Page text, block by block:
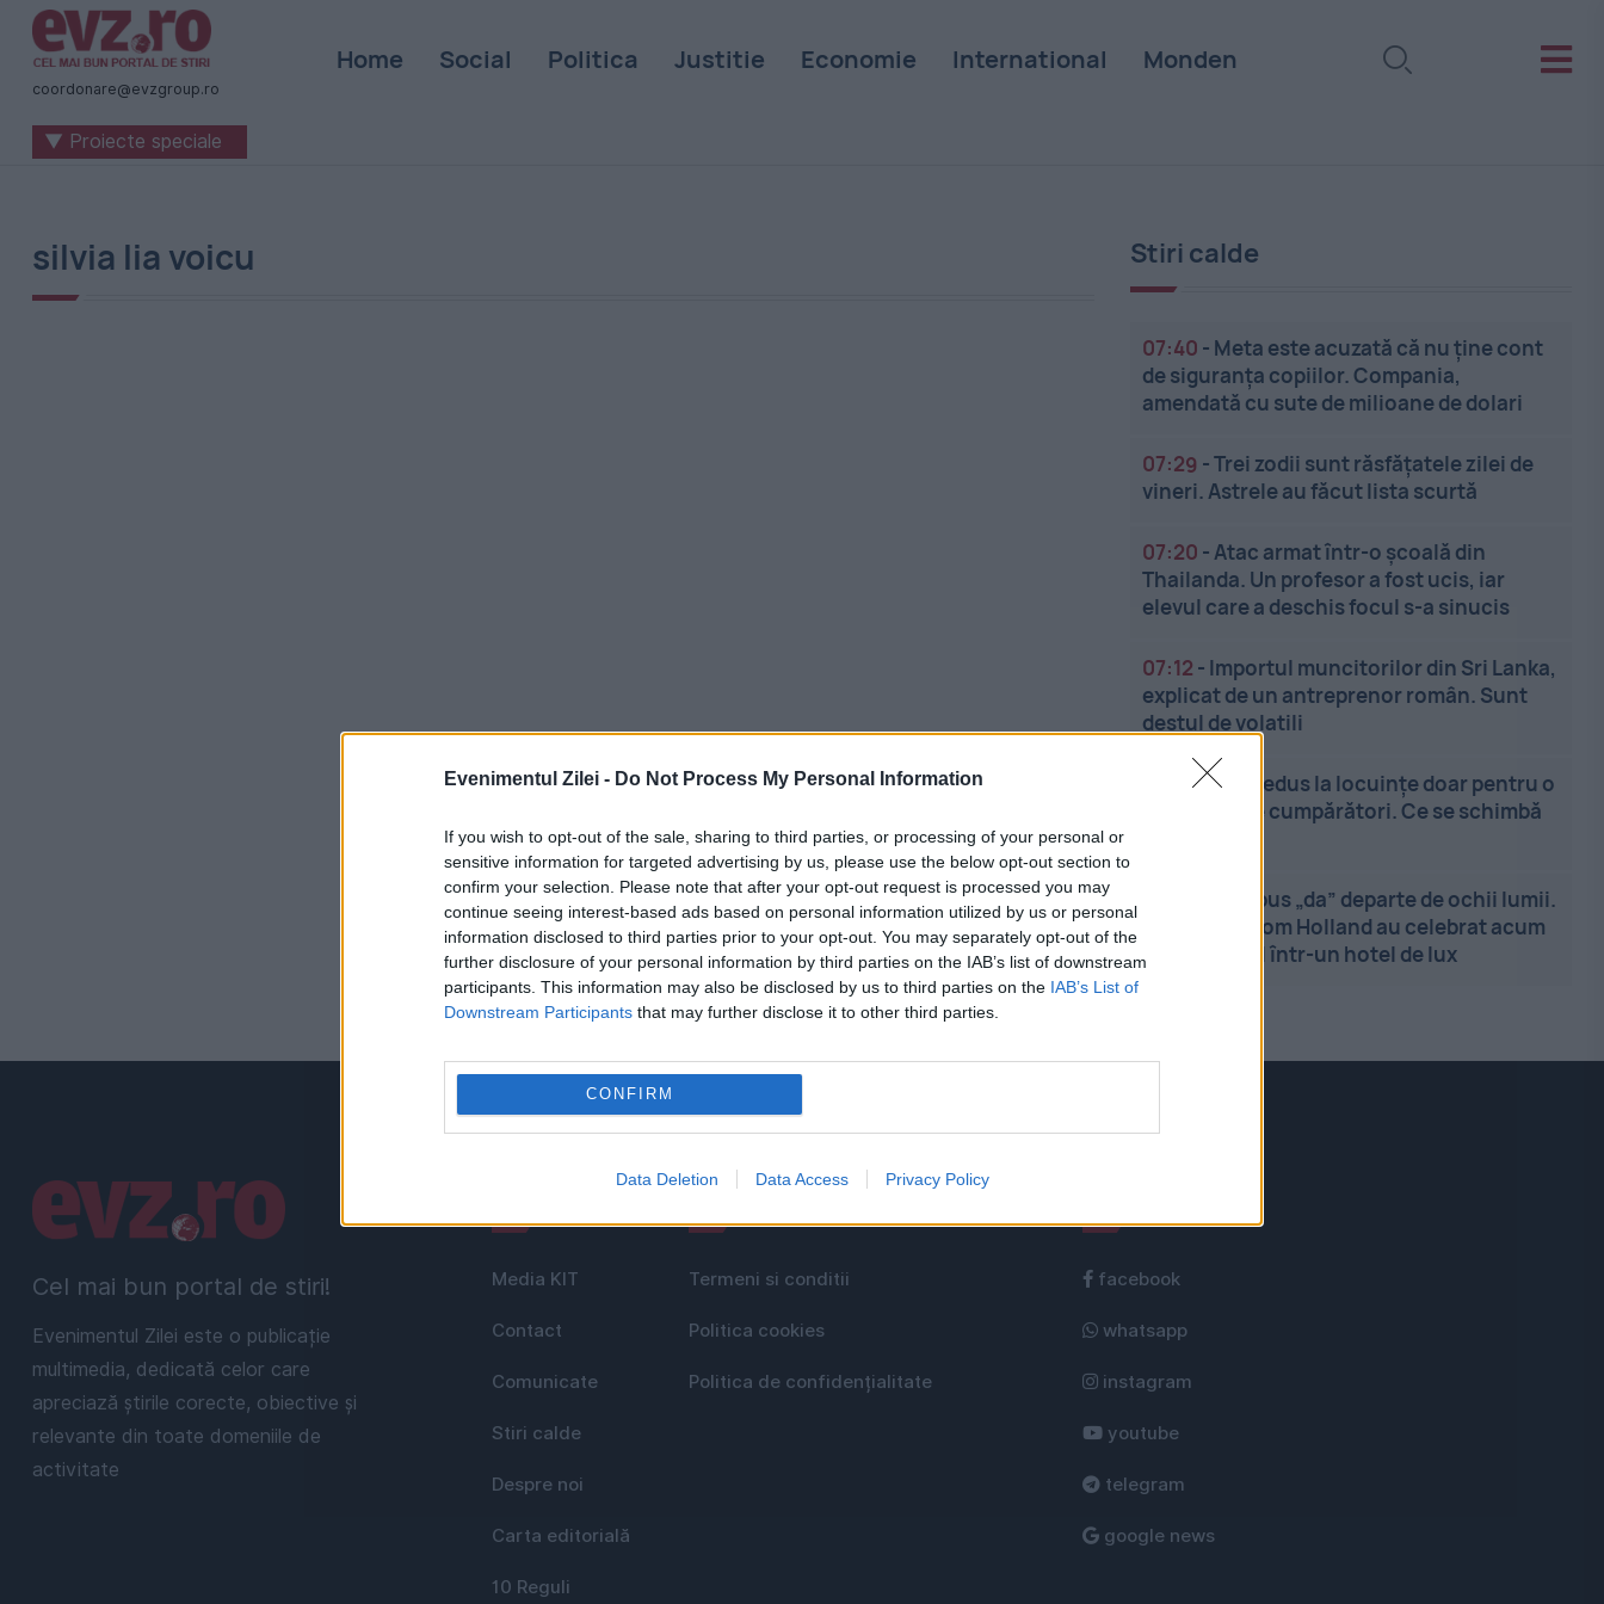
Evenimentul Zilei - Do Not Process My Personal Information
If you wish to opt-out of the sale, sharing to third parties, or processing of your personal or
sensitive information for targeted advertising by us, please use the below opt-out section to
confirm your selection. Please note that after your opt-out request is processed you may
continue seeing interest-based ads based on personal information utilized by us or personal
information disclosed to third parties prior to your opt-out. You may separately opt-out of the
further disclosure of your personal information by third parties on the IAB’s list of downstream
participants. This information may also be disclosed by us to third parties on the IAB’s List of
Downstream Participants that may further disclose it to other third parties.
CONFIRM
Data Deletion Data Access Privacy Policy
Știri
naționale
internaționale
România
-
coordonare@evzgroup.ro
Home Social Politica Justitie Economie International Monden
▼ Proiecte speciale
silvia lia voicu Stiri calde
07:40 - Meta este acuzată că nu ține cont
de siguranța copiilor. Compania,
amendată cu sute de milioane de dolari
07:29 -Trei zodii sunt răsfățatele zilei de
vineri. Astrele au făcut lista scurtă
07:20 -Atac armat într-o școală din
Thailanda. Un profesor a fost ucis, iar
elevul care a deschis focul s-a sinucis
07:12 - Importul muncitorilor din Sri Lanka,
explicat de un antreprenor român. Sunt
destul de volatili
07:03-TVA redus la locuințe doar pentru o
categorie de cumpărători. Ce se schimbă
Au spus „da” departe de ochii lumii.
Zendaya și Tom Holland au celebrat acum
evenimentul într-un hotel de lux
Cel mai bun portal de stiri!
Evenimentul Zilei este o publicație
multimedia, dedicată celor care
apreciază știrile corecte, obiective și
relevante din toate domeniile de
activitate
Linkuri utile
Media KIT
Contact
Comunicate
Stiri calde
Despre noi
Carta editorială
10 Reguli
GDPR
Termeni si conditii
Politica cookies
Politica de confidențialitate
facebook
whatsapp
instagram
youtube
telegram
google news